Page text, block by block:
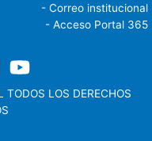
- Correo institucional
- Acceso Portal 365
LOS DERECHOS